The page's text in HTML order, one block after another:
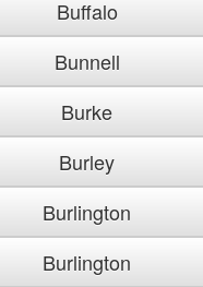
Buffalo
Bunnell
Burke
Burley
Burlington
Burlington